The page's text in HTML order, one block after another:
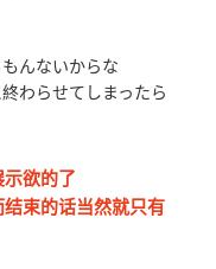
んないからな
わらせてしまったら
欲的了
束的话当然就只有